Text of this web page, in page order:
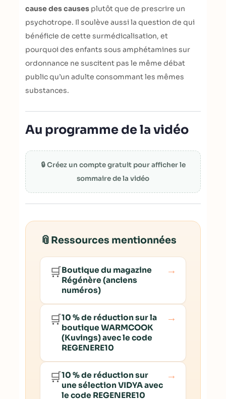
cause des causes plutôt que de prescrire un
psychotrope. Il soulève aussi la question de qui
bénéficie de cette surmédicalisation, et
pourquoi des enfants sous amphétamines sur
ordonnance ne suscitent pas le même débat
public qu’un adulte consommant les mêmes
substances.
Au programme de la vidéo
🔒 Créez un compte gratuit pour afficher le
sommaire de la vidéo
📎 Ressources mentionnées
🛒Boutique du magazine
Régénère (anciens
numéros)
→
🛒10 % de réduction sur la
boutique WARMCOOK
(Kuvings) avec le code
REGENERE10
→
🛒10 % de réduction sur
une sélection VIDYA avec
le code REGENERE10
→